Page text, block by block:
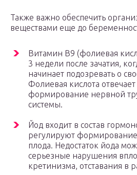
Также важно обеспечить
веществами еще до
Витамин B9 (фолиевая
3 недели после зачатия,
начинает подозревать о
Фолиевая кислота
формирование нервной
системы.
Йод входит в состав
регулируют
плода. Недостаток йода
серьезные нарушения
кретинизма, отставания в